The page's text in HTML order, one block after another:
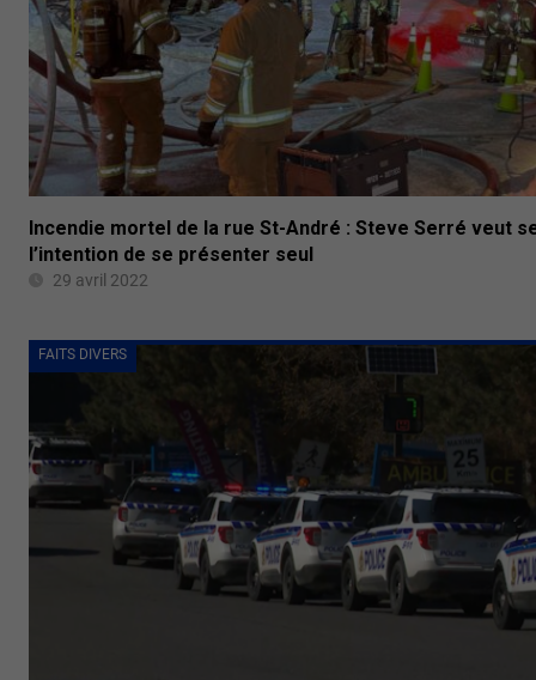
Incendie mortel de la rue St-André : Steve Serré veut
l’intention de se présenter seul
29 avril 2022
FAITS DIVERS